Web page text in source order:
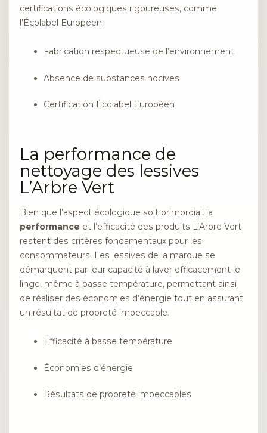
certifications écologiques rigoureuses, comme
l’Écolabel Européen.
Fabrication respectueuse de l’environnement
Absence de substances nocives
Certification Écolabel Européen
La performance de
nettoyage des lessives
L’Arbre Vert
Bien que l’aspect écologique soit primordial, la
performance et l’efficacité des produits L’Arbre Vert
restent des critères fondamentaux pour les
consommateurs. Les lessives de la marque se
démarquent par leur capacité à laver efficacement le
linge, même à basse température, permettant ainsi
de réaliser des économies d’énergie tout en assurant
un résultat de propreté impeccable.
Efficacité à basse température
Économies d’énergie
Résultats de propreté impeccables